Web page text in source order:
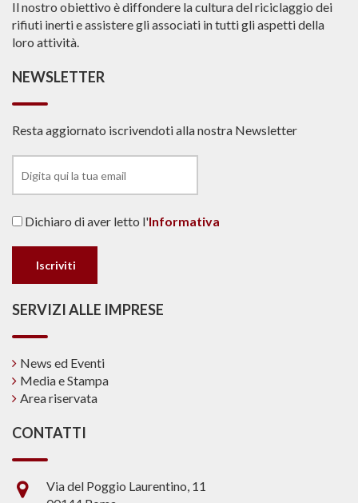
Il nostro obiettivo è diffondere la cultura del riciclaggio dei
rifiuti inerti e assistere gli associati in tutti gli aspetti della
loro attività.
NEWSLETTER
Resta aggiornato iscrivendoti alla nostra Newsletter
Dichiaro di aver letto l'Informativa
SERVIZI ALLE IMPRESE
News ed Eventi
Media e Stampa
Area riservata
CONTATTI
Via del Poggio Laurentino, 11